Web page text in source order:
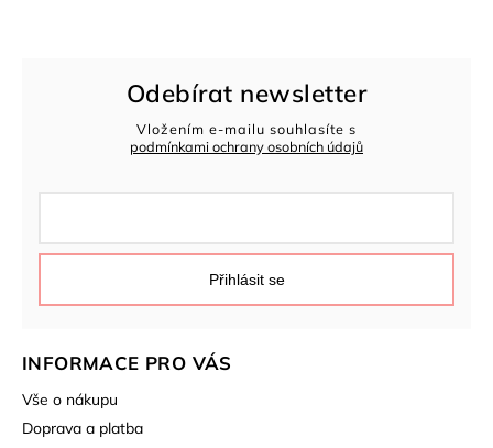
INFORMACE PRO VÁS
Vše o nákupu
Doprava a platba
Odebírat newsletter
Vložením e-mailu souhlasíte s
podmínkami ochrany osobních údajů
Přihlásit se